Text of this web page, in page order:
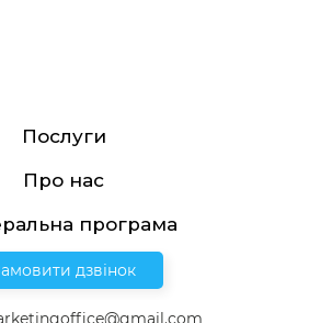
Послуги
Про нас
програма
дзвінок